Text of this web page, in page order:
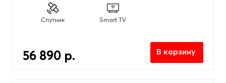
Спутник Smart TV
56 890 р. В корзину